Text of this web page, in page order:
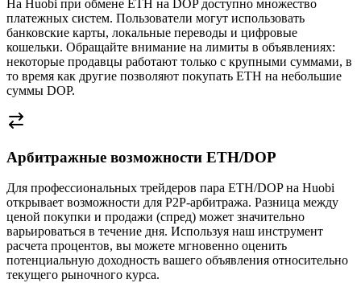
На Huobi при обмене ETH на DOP доступно множество
платежных систем. Пользователи могут использовать
банковские карты, локальные переводы и цифровые
кошельки. Обращайте внимание на лимиты в объявлениях:
некоторые продавцы работают только с крупными суммами, в
то время как другие позволяют покупать ETH на небольшие
суммы DOP.
Арбитражные возможности ETH/DOP
Для профессиональных трейдеров пара ETH/DOP на Huobi
открывает возможности для P2P-арбитража. Разница между
ценой покупки и продажи (спред) может значительно
варьироваться в течение дня. Используя наш инструмент
расчета процентов, вы можете мгновенно оценить
потенциальную доходность вашего объявления относительно
текущего рыночного курса.